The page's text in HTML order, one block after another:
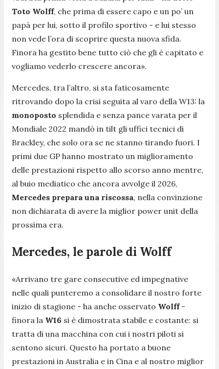
Toto Wolff, che prima di essere capo e un po’ un
papà per lui, sotto il profilo sportivo - e lui stesso
non vede l’ora di scoprire questa nuova sfida.
Finora ha gestito bene tutto ciò che gli è capitato e
vogliamo vederlo crescere ancora».
Mercedes, tra l’altro, si sta faticosamente
ritrovando dopo la crisi seguita al varo della W13: la
monoposto splendida e senza pance varata per il
Mondiale 2022 mandò in tilt gli uffici tecnici di
Brackley, che solo ora se ne stanno tirando fuori. I
primi due GP hanno mostrato un miglioramento
delle prestazioni rispetto allo scorso anno mentre,
al buio mediatico che ancora avvolge il 2026,
Mercedes prepara una riscossa, nella convinzione
non dichiarata di avere la miglior power unit della
prossima era.
Mercedes, le parole di Wolff
«Arrivano tre gare consecutive ed impegnative
nelle quali punteremo a consolidare il nostro forte
inizio di stagione - ha anche osservato Wolff -
finora la W16 si è dimostrata stabile e costante: si
tratta di una macchina con cui i nostri piloti si
sentono sicuri. Questo ha portato a buone
prestazioni in Australia e in Cina e al nostro miglior